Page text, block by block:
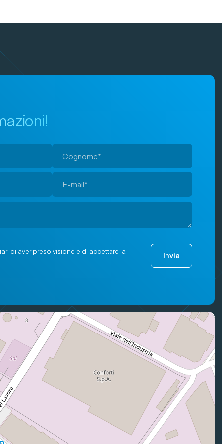
di aver preso visione e di accettare la